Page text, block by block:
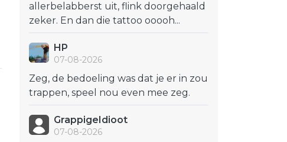
allerbelabberst uit, flink doorgehaald
zeker. En dan die tattoo ooooh...
HP
07-08-2026
Zeg, de bedoeling was dat je er in zou
trappen, speel nou even mee zeg.
GrappigeIdioot
07-08-2026